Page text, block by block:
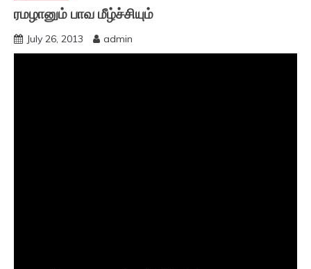
ரமழானும் பாவ மீழ்ச்சியும்
July 26, 2013 admin